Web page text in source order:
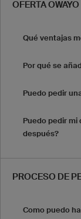
OFERTA OWAYO
Qué ventajas
Por qué se
Puedo pedir
Puedo pedir mi
después?
PROCESO DE
Como puedo